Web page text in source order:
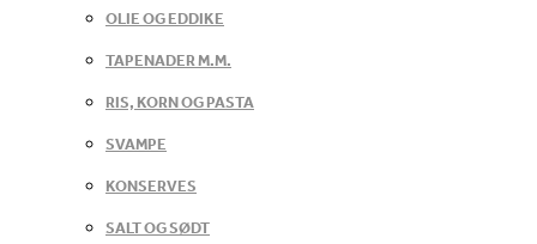
OLIE OG EDDIKE
TAPENADER M.M.
RIS, KORN OG PASTA
SVAMPE
KONSERVES
SALT OG SØDT